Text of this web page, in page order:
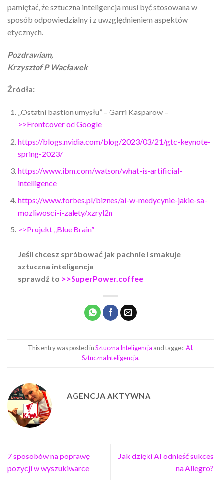
pamiętać, że sztuczna inteligencja musi być stosowana w
sposób odpowiedzialny i z uwzględnieniem aspektów
etycznych.
Pozdrawiam,
Krzysztof P Wacławek
Źródła:
„Ostatni bastion umysłu” – Garri Kasparow –
>>Frontcover od Google
https://blogs.nvidia.com/blog/2023/03/21/gtc-keynote-
spring-2023/
https://www.ibm.com/watson/what-is-artificial-
intelligence
https://www.forbes.pl/biznes/ai-w-medycynie-jakie-sa-
mozliwosci-i-zalety/xzryl2n
>>Projekt „Blue Brain”
Jeśli chcesz spróbować jak pachnie i smakuje
sztuczna inteligencja
sprawdź to >>SuperPower.coffee
This entry was posted inSztuczna Inteligencja and taggedAI,
SztucznaInteligencja.
AGENCJA AKTYWNA
7 sposobów na poprawę
pozycji w wyszukiwarce
Jak dzięki AI odnieść sukces
na Allegro?